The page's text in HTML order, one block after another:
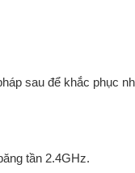
sau để khắc phục
tần 2.4GHz.